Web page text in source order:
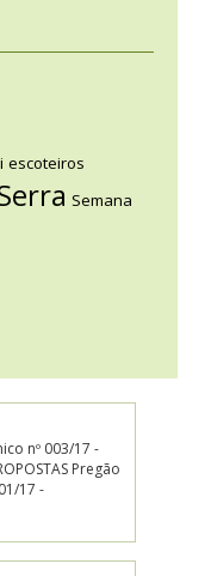
escoteiros
Semana
nº 003/17 -
Pregão
17 -